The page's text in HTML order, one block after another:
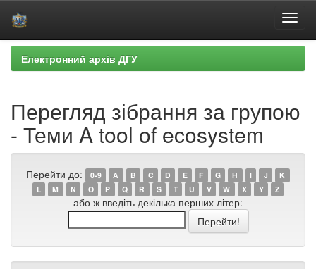
Skip
navigation
Електронний архів ДГУ
Перегляд зібрання за групою
- Теми A tool of ecosystem
Перейти до: 0-9 A B C D E F G H I J
K
L
M N O P Q R S T U V W X Y Z
або ж введіть декілька перших літер: